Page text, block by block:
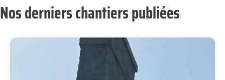
Nos derniers chantiers publiées